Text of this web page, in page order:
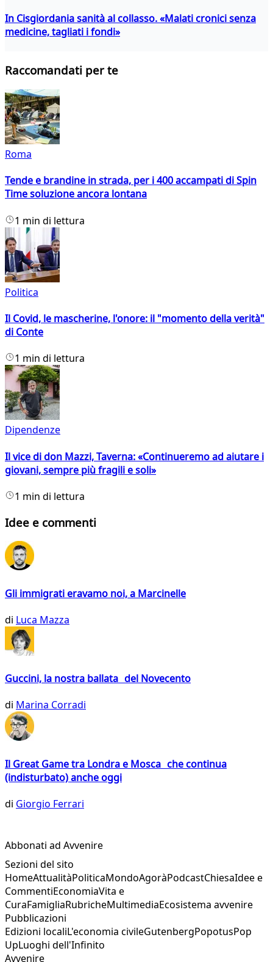
In Cisgiordania sanità al collasso. «Malati cronici senza
medicine, tagliati i fondi»
Raccomandati per te
Roma
Tende e brandine in strada, per i 400 accampati di Spin
Time soluzione ancora lontana
1 min di lettura
Politica
Il Covid, le mascherine, l'onore: il "momento della verità"
di Conte
1 min di lettura
Dipendenze
Il vice di don Mazzi, Taverna: «Continueremo ad aiutare i
giovani, sempre più fragili e soli»
1 min di lettura
Idee e commenti
Gli immigrati eravamo noi, a Marcinelle
di Luca Mazza
Guccini, la nostra ballata del Novecento
di Marina Corradi
Il Great Game tra Londra e Mosca che continua
(indisturbato) anche oggi
di Giorgio Ferrari
Abbonati ad Avvenire
Sezioni del sito
HomeAttualitàPoliticaMondoAgoràPodcastChiesaIdee e
CommentiEconomiaVita e
CuraFamigliaRubricheMultimediaEcosistema avvenire
Pubblicazioni
Edizioni localiL'economia civileGutenbergPopotusPop
UpLuoghi dell'Infinito
Avvenire